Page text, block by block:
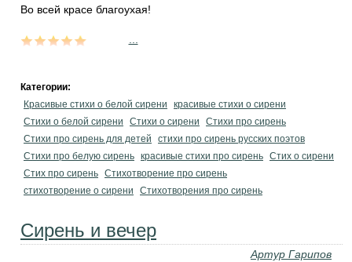
Во всей красе благоухая!
Категории:
Красивые стихи о белой сирени
красивые стихи о сирени
Стихи о белой сирени
Стихи о сирени
Стихи про сирень
Стихи про сирень для детей
стихи про сирень русских поэтов
Стихи про белую сирень красивые стихи про сирень Стих о сирени
Стих про сирень Стихотворение про сирень
стихотворение о сирени
Стихотворения про сирень
Сирень и вечер
Артур Гарипов